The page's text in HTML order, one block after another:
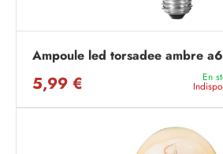
Ampoule led torsadee ambre
5,99 € En